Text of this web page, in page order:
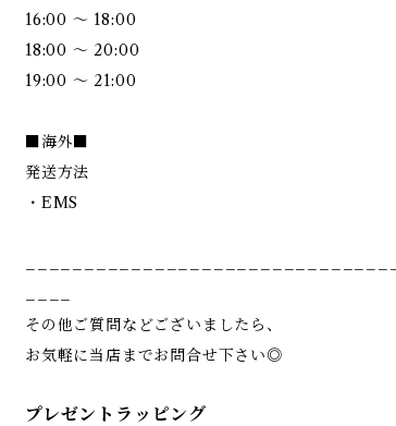
16:00 ～ 18:00
18:00 ～ 20:00
19:00 ～ 21:00
■海外■
発送方法
・EMS
その他ご質問などございましたら、
お気軽に当店までお問合せ下さい◎
プレゼントラッピング